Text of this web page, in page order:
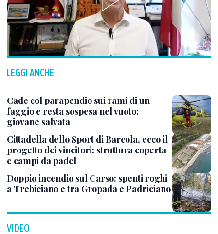
LEGGI ANCHE
Cade col parapendio sui rami di un
faggio e resta sospesa nel vuoto:
giovane salvata
Cittadella dello Sport di Barcola, ecco il
progetto dei vincitori: struttura coperta
e campi da padel
Doppio incendio sul Carso: spenti roghi
a Trebiciano e tra Gropada e Padriciano
VIDEO